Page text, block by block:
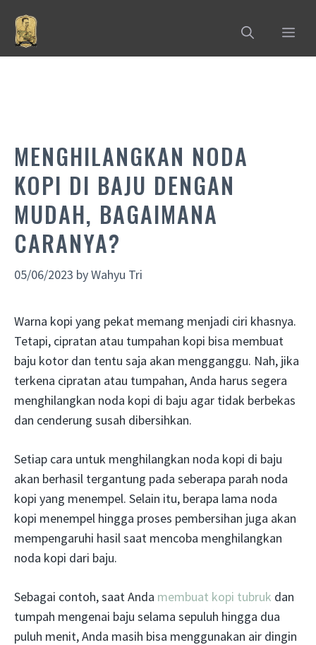
content
MENGHILANGKAN NODA
KOPI DI BAJU DENGAN
MUDAH, BAGAIMANA
CARANYA?
05/06/2023 byWahyu Tri
Warna kopi yang pekat memang menjadi ciri khasnya.
Tetapi, cipratan atau tumpahan kopi bisa membuat
baju kotor dan tentu saja akan mengganggu. Nah, jika
terkena cipratan atau tumpahan, Anda harus segera
menghilangkan noda kopi di baju agar tidak berbekas
dan cenderung susah dibersihkan.
Setiap cara untuk menghilangkan noda kopi di baju
akan berhasil tergantung pada seberapa parah noda
kopi yang menempel. Selain itu, berapa lama noda
kopi menempel hingga proses pembersihan juga akan
mempengaruhi hasil saat mencoba menghilangkan
noda kopi dari baju.
Sebagai contoh, saat Anda membuat kopi tubruk dan
tumpah mengenai baju selama sepuluh hingga dua
puluh menit, Anda masih bisa menggunakan air dingin